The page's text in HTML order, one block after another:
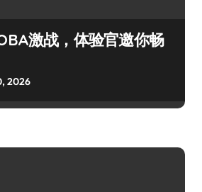
激战，体验官邀你畅
2026